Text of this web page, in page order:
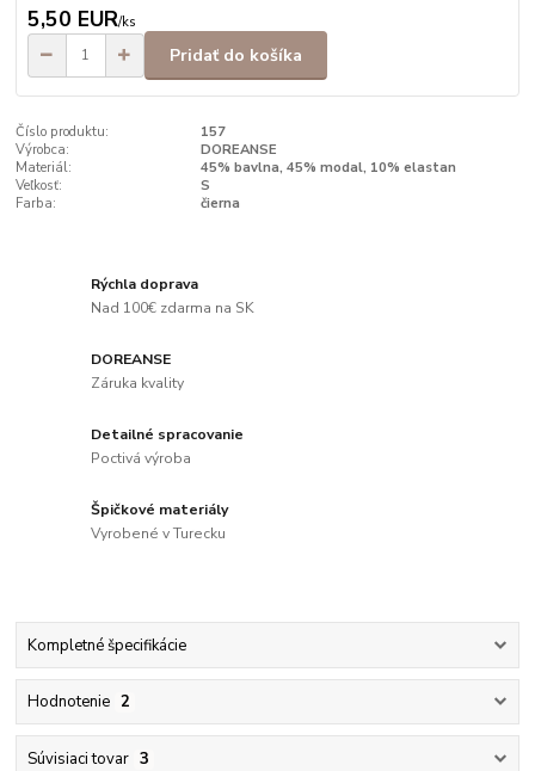
5,50 EUR/ks
Pridať do košíka
Číslo produktu:
157
Výrobca:
DOREANSE
Materiál:
45% bavlna, 45% modal, 10% elastan
Veľkosť:
S
Farba:
čierna
Rýchla doprava
Nad 100€ zdarma na SK
DOREANSE
Záruka kvality
Detailné spracovanie
Poctivá výroba
Špičkové materiály
Vyrobené v Turecku
Kompletné špecifikácie
Hodnotenie 2
Súvisiaci tovar 3